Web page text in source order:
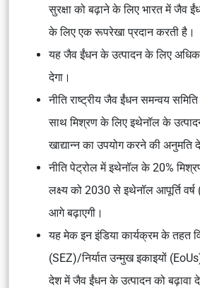
सुरक्षा को बढ़ाने के लिए भारत में जैव
के लिए एक रूपरेखा प्रदान करती है।
यह जैव ईंधन के उत्पादन के लिए
देगा।
नीति राष्ट्रीय जैव ईंधन समन्वय
साथ मिश्रण के लिए इथेनॉल के
खाद्यान्न का उपयोग करने की अनुमति
नीति पेट्रोल में इथेनॉल के 20%
लक्ष्य को 2030 से इथेनॉल आपूर्ति
आगे बढ़ाएगी।
यह मेक इन इंडिया कार्यक्रम के तहत
(SEZ)/निर्यात उन्मुख इकाइयों
देश में जैव ईंधन के उत्पादन को बढ़ावा